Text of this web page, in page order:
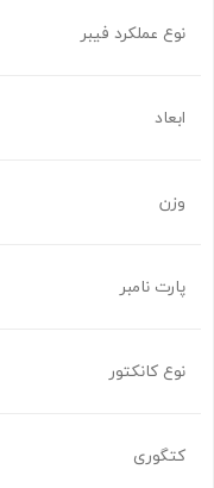
نوع عملکرد فیبر
ابعاد
وزن
پارت نامبر
نوع کانکتور
کتگوری